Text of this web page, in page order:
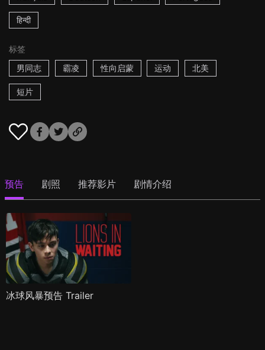
हिन्दी
标签
男同志
霸凌 性向启蒙 运动 北美
短片
预告 剧照 推荐影片 剧情介绍
冰球风暴预告 Trailer